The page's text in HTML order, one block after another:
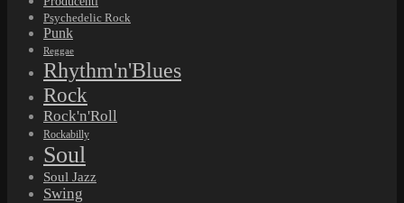
Psychedelic Rock
Punk
Reggae
Rhythm'n'Blues
Rock
Rock'n'Roll
Rockabilly
Soul
Soul Jazz
Swing